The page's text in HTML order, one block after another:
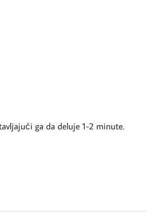
ga da deluje 1-2 minute.